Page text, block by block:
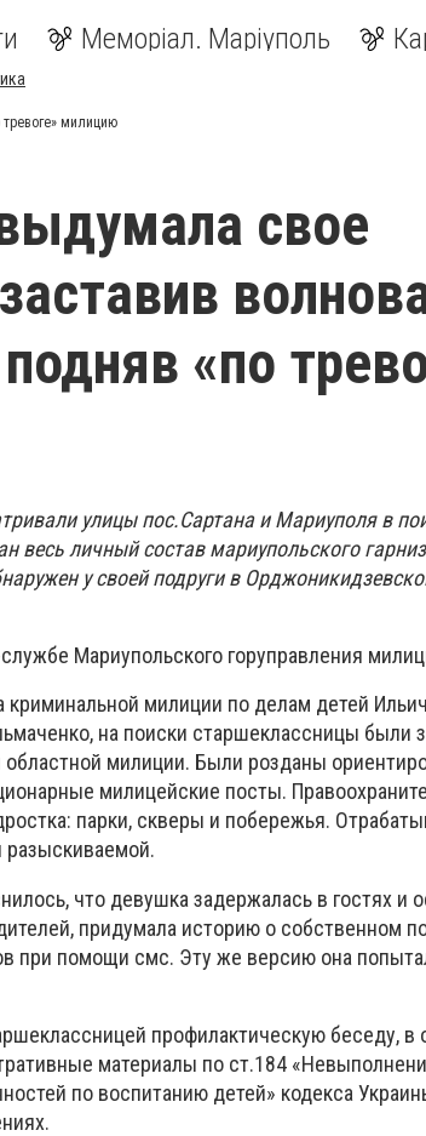
Меморіал. Маріуполь
милицию
свое
«по
улицы пос.Сартана и Мариуполя в
весь личный состав мариупольского
у своей подруги в
Мариупольского горуправления
криминальной милиции по делам детей
на поиски старшеклассницы были
милиции. Были розданы
милицейские посты.
парки, скверы и побережья.
что девушка задержалась в гостях и
придумала историю о собственном
при помощи смс. Эту же версию она
профилактическую беседу, в
материалы по ст.184
по воспитанию детей» кодекса